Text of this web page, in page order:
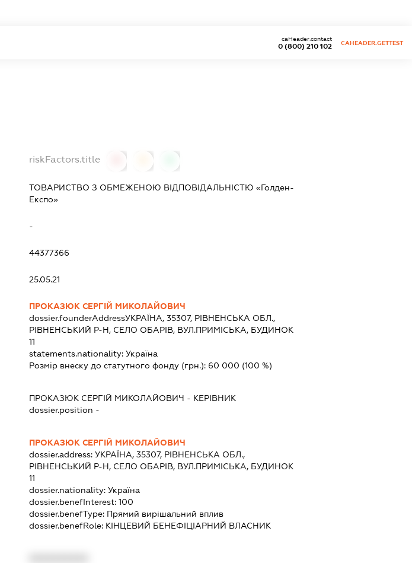
0 (800) 210 102
caHeader.contact
CAHEADER.GETTEST
riskFactors.title
ТОВАРИСТВО З ОБМЕЖЕНОЮ ВІДПОВІДАЛЬНІСТЮ «Голден-
Експо»
-
44377366
25.05.21
ПРОКАЗЮК СЕРГІЙ МИКОЛАЙОВИЧ
dossier.founderAddressУКРАЇНА, 35307, РІВНЕНСЬКА ОБЛ.,
РІВНЕНСЬКИЙ Р-Н, СЕЛО ОБАРІВ, ВУЛ.ПРИМІСЬКА, БУДИНОК
11
statements.nationality: Україна
Розмір внеску до статутного фонду (грн.): 60 000 (100 %)
ПРОКАЗЮК СЕРГІЙ МИКОЛАЙОВИЧ - КЕРІВНИК
dossier.position -
ПРОКАЗЮК СЕРГІЙ МИКОЛАЙОВИЧ
dossier.address: УКРАЇНА, 35307, РІВНЕНСЬКА ОБЛ.,
РІВНЕНСЬКИЙ Р-Н, СЕЛО ОБАРІВ, ВУЛ.ПРИМІСЬКА, БУДИНОК
11
dossier.nationality: Україна
dossier.benefInterest: 100
dossier.benefType: Прямий вирішальний вплив
dossier.benefRole: КІНЦЕВИЙ БЕНЕФІЦІАРНИЙ ВЛАСНИК